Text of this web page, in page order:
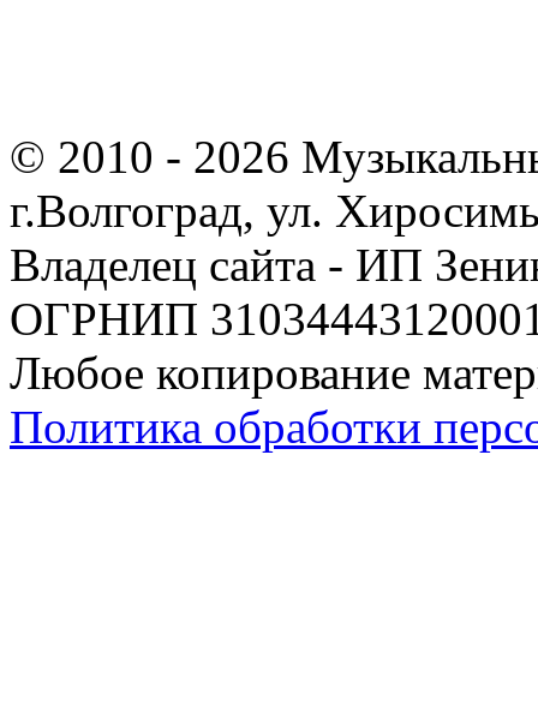
© 2010 - 2026
г.Волгоград, ул.
Владелец сайта - ИП
ОГРНИП
Любое копирование
Политика обработки